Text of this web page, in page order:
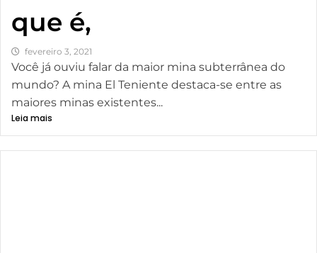
que é,
fevereiro 3, 2021
Você já ouviu falar da maior mina subterrânea do
mundo? A mina El Teniente destaca-se entre as
maiores minas existentes...
Leia mais